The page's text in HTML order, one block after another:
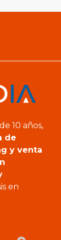
10 años,
de
y venta
en